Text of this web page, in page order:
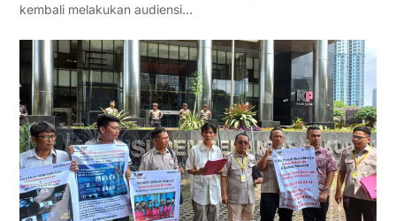
kembali melakukan audiensi…